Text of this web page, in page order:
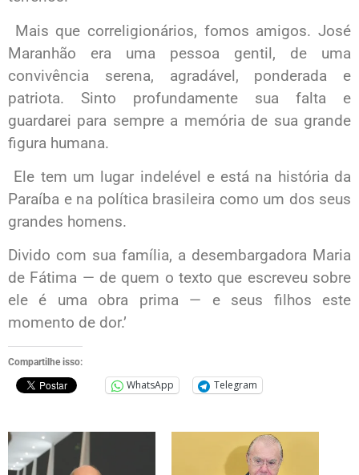
Mais que correligionários, fomos amigos. José
Maranhão era uma pessoa gentil, de uma
convivência serena, agradável, ponderada e
patriota. Sinto profundamente sua falta e
guardarei para sempre a memória de sua grande
figura humana.
Ele tem um lugar indelével e está na história da
Paraíba e na política brasileira como um dos seus
grandes homens.
Divido com sua família, a desembargadora Maria
de Fátima — de quem o texto que escreveu sobre
ele é uma obra prima — e seus filhos este
momento de dor.’
Compartilhe isso:
WhatsApp Telegram